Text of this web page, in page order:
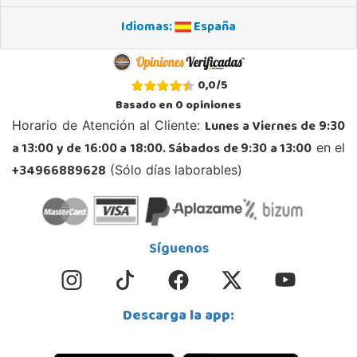
STOCK DISPONIBLE
Juguetilandia Ciudad Real
Parque Comercial Puerta del Ave local 5 (Avenida de la ciencia nº9)
13005, Ciudad Real
926 230 093
Localizar Tienda
Juguetilandia Cocentaina
Avd. Alicante,27 (Carretera N-340)
Idiomas:
España
0,0/5
Basado en0opiniones
Horario de Atención al Cliente: Lunes a Viernes de 9:30
a 13:00 y de 16:00 a 18:00. Sábados de 9:30 a 13:00 en el
+34966889628 (Sólo días laborables)
Síguenos
Descarga la app: